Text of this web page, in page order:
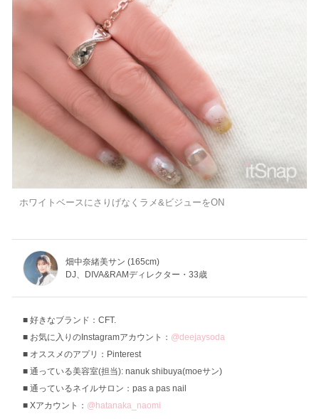
ホワイトベースにさりげなくラメ&ビジューをON
畑中奈緒美サン (165cm)
DJ、DIVA&RAMディレクター・33歳
好きなブランド：CFT.
お気に入りのInstagramアカウント： @deejaysoda
オススメのアプリ：Pinterest
通っている美容室(担当): nanuk shibuya(moeサン)
通っているネイルサロン：pas a pas nail
Xアカウント： @hatanaka_naomi